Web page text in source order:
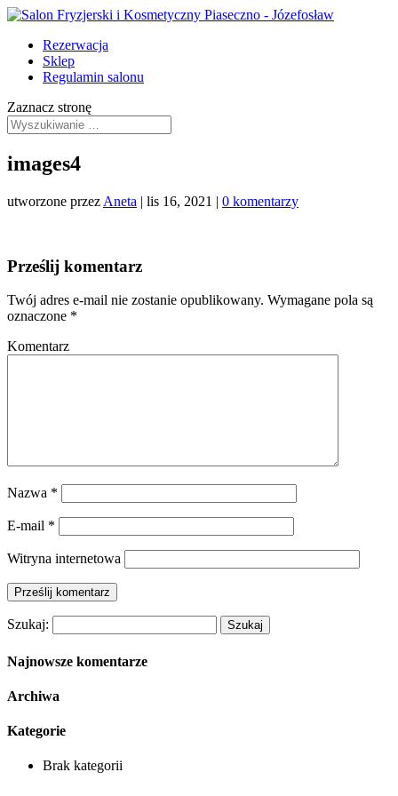
Rezerwacja
Sklep
Regulamin salonu
Zaznacz stronę
images4
utworzone przez Aneta | lis 16, 2021 | 0 komentarzy
Prześlij komentarz
Twój adres e-mail nie zostanie opublikowany. Wymagane pola są
oznaczone *
Komentarz
Nazwa *
E-mail *
Witryna internetowa
Szukaj:
Najnowsze komentarze
Archiwa
Kategorie
Brak kategorii